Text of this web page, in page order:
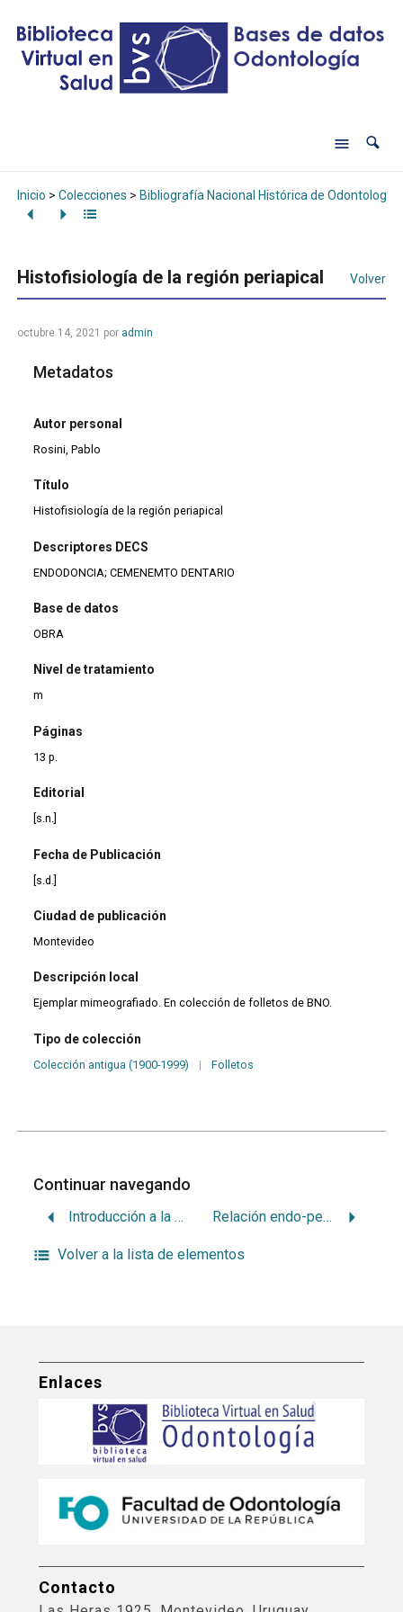
Inicio > Colecciones > Bibliografía Nacional Histórica de Odontología
Histofisiología de la región periapical Volver
octubre 14, 2021 por admin
Metadatos
Autor personal
Rosini, Pablo
Título
Histofisiología de la región periapical
Descriptores DECS
ENDODONCIA; CEMENEMTO DENTARIO
Base de datos
OBRA
Nivel de tratamiento
m
Páginas
13 p.
Editorial
[s.n.]
Fecha de Publicación
[s.d.]
Ciudad de publicación
Montevideo
Descripción local
Ejemplar mimeografiado. En colección de folletos de BNO.
Tipo de colección
Colección antigua (1900-1999) | Folletos
Continuar navegando
Introducción a la endodoncia Relación endo-periodontal
Volver a la lista de elementos
Enlaces
Contacto